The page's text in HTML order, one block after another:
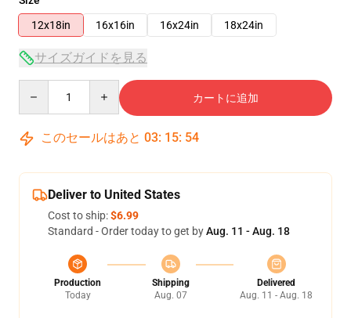
12x18in
16x16in 16x24in 18x24in
サイズガイドを見る
カートに追加
このセールはあと 03: 15: 54
Deliver to United States
Cost to ship:$6.99
Standard - Order today to get byAug. 11 - Aug. 18
Production
Today
Shipping
Aug. 07
Delivered
Aug. 11 - Aug. 18